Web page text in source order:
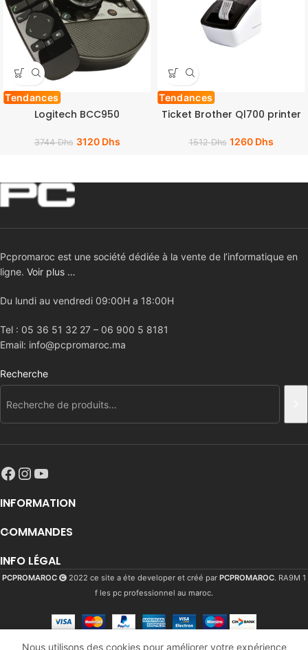
Tendances
Logitech BCC950
3744Dhs 3120 Dhs
Tendances
Ticket Brother Ql700 printer
1512Dhs 1260 Dhs
Pcpromaroc est une société dédiée à la vente de l’informatique en
ligne. Voir plus …
Du lundi au vendredi 09:00H a 18:00H
Tel : 05 36 51 32 27 – 06 900 5 8181
Email: info@pcpromaroc.ma
Recherche
INFORMATION
COMMANDES
INFO LÉGAL
PCPROMAROC 2022 ce site a éte developer et créé par PCPROMAROC. RA9M 1
f les pc professionnel au maroc.
Nous utilisons des cookies pour améliorer votre expérience
MONITOR